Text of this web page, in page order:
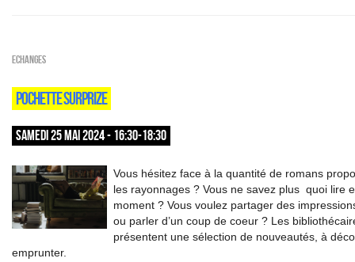
ECHANGES
POCHETTE SURPRIZE
SAMEDI 25 MAI 2024 - 16:30-18:30
Vous hésitez face à la quantité de romans
les rayonnages ? Vous ne savez plus quoi lire
moment ? Vous voulez partager des
ou parler d’un coup de coeur ? Les
présentent une sélection de nouveautés, à
emprunter.